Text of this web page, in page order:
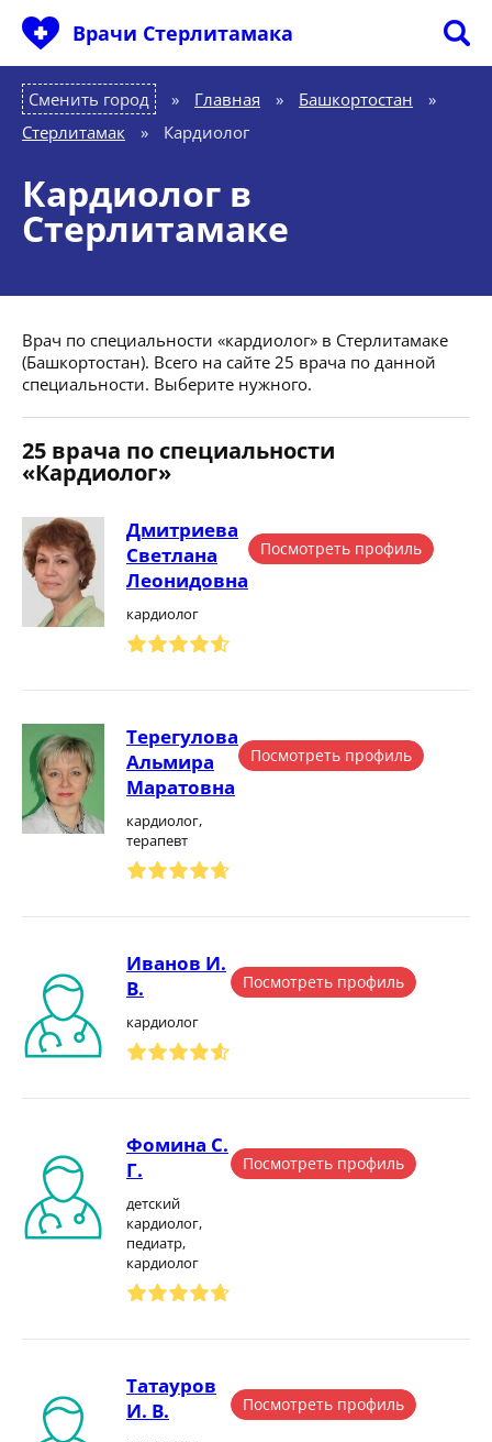
Врачи Стерлитамака
Сменить город Главная » Башкортостан
»
Стерлитамак
» Кардиолог
Кардиолог в
Стерлитамаке
Врач по специальности «кардиолог» в Стерлитамаке
(Башкортостан). Всего на сайте 25 врача по данной
специальности. Выберите нужного.
25 врача по специальности
«Кардиолог»
Дмитриева
Светлана
Леонидовна
кардиолог
Посмотреть профиль
Терегулова
Альмира
Маратовна
кардиолог,
терапевт
Посмотреть профиль
Иванов И.
В.
кардиолог
Посмотреть профиль
Фомина С.
Г.
детский
кардиолог,
педиатр,
кардиолог
Посмотреть профиль
Татауров
И. В.
Посмотреть профиль